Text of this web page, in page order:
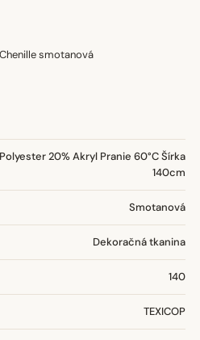
smotanová
20% Akryl Pranie 60°C Šírka
140cm
Smotanová
Dekoračná tkanina
140
TEXICOP